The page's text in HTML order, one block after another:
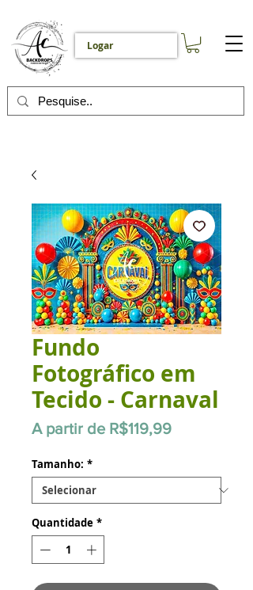
Logar
Fundo
Fotográfico em
Tecido - Carnaval
A partir de R$119,99Preço
Tamanho: *
Quantidade *